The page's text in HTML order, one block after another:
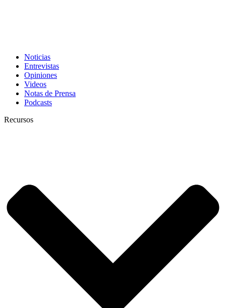
Noticias
Entrevistas
Opiniones
Videos
Notas de Prensa
Podcasts
Recursos